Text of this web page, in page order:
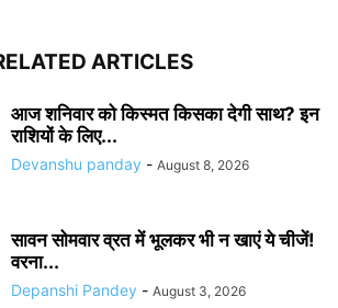
ARTICLES
आज शनिवार को किस्मत किसका देगी साथ? इन
राशियों के लिए...
Devanshu panday - August 8, 2026
सावन सोमवार व्रत में भूलकर भी न खाएं ये चीजें!
वरना...
Depanshi Pandey - August 3, 2026